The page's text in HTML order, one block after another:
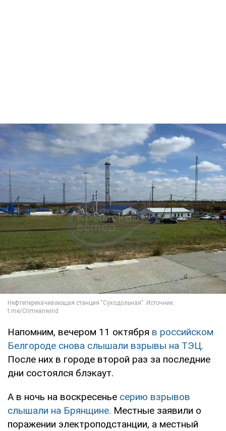
Напомним, вечером 11 октября в российском
Белгороде снова слышали взрывы на ТЭЦ.
После них в городе второй раз за последние
дни состоялся блэкаут.
А в ночь на воскресенье серию взрывов
слышали на Брянщине. Местные заявили о
поражении электроподстанции, а местный